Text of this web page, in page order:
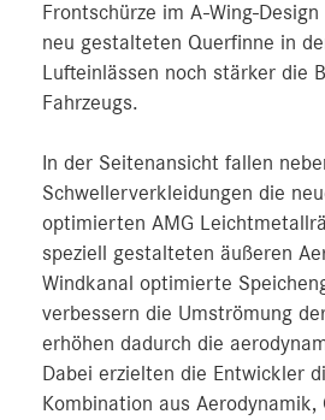
Frontschürze im A-Wing-
neu gestalteten Querfinne in
Lufteinlässen noch stärker die
Fahrzeugs.
In der Seitenansicht fallen
Schwellerverkleidungen die
optimierten AMG
speziell gestalteten äußeren
Windkanal optimierte
verbessern die Umströmung
erhöhen dadurch die
Dabei erzielten die Entwickler
Kombination aus Aerodynamik,